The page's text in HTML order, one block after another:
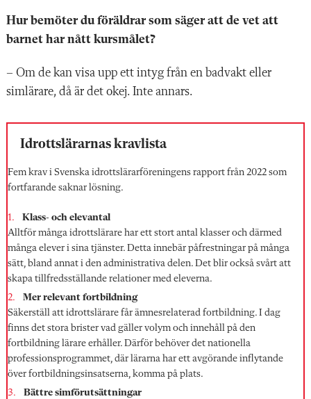
Hur bemöter du föräldrar som säger att de vet att
barnet har nått kursmålet?
– Om de kan visa upp ett intyg från en badvakt eller
simlärare, då är det okej. Inte annars.
Idrottslärarnas kravlista
Fem krav i Svenska idrottslärarföreningens rapport från 2022 som
fortfarande saknar lösning.
Klass- och elevantal
Alltför många idrottslärare har ett stort antal klasser och därmed
många elever i sina tjänster. Detta innebär påfrestningar på många
sätt, bland annat i den administrativa delen. Det blir också svårt att
skapa tillfredsställande relationer med eleverna.
Mer relevant fortbildning
Säkerställ att idrottslärare får ämnesrelaterad fortbildning. I dag
finns det stora brister vad gäller volym och innehåll på den
fortbildning lärare erhåller. Därför behöver det nationella
professionsprogrammet, där lärarna har ett avgörande inflytande
över fortbildningsinsatserna, komma på plats.
Bättre simförutsättningar